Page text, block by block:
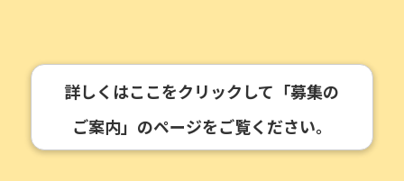
詳しくはここをクリックして「募集の
ご案内」のページをご覧ください。